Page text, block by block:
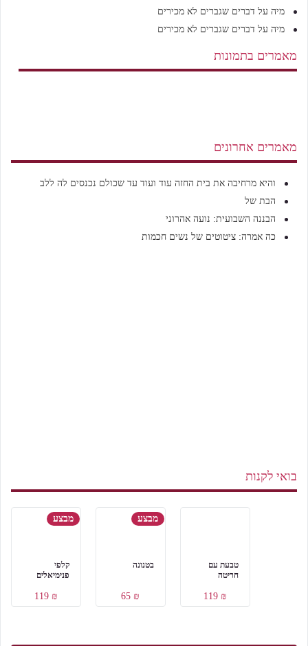
מאמרים אחרונים
והיא מרחיבה את בית החזה עוד ועוד עד שכולם נכנסים לה ללב
הבת של
הבננה השבועית: נועה אהרוני
כה אמרה: ציטוטים של נשים חכמות
בואי לקנות
מבצע
קלפי
פנימיאלים
₪ 119
מבצע
בטנונה
₪ 65
טבעת עם
חריטה
₪ 119
מיה על דברים שגברים לא מכירים
מיה על דברים שגברים לא מכירים
מאמרים בתמונות